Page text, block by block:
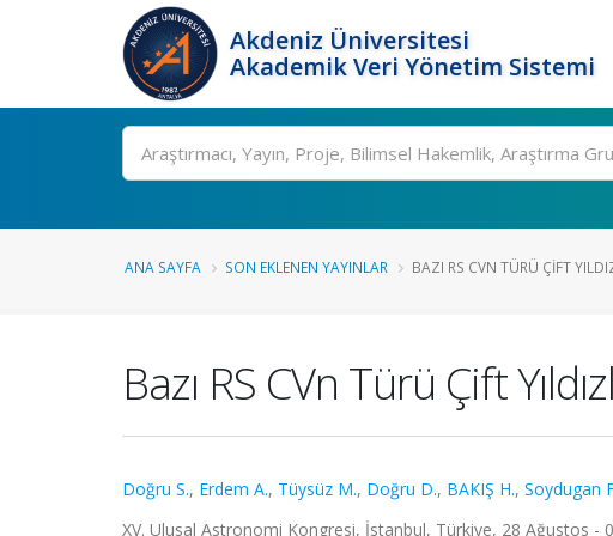
Akdeniz Üniversitesi
Akademik Veri Yönetim Sistemi
Ara
ANA SAYFA SON EKLENEN YAYINLAR BAZI RS CVN TÜRÜ ÇIFT
Bazı RS CVn Türü Çift
Doğru S., Erdem A., Tüysüz M., Doğru D., BAKIŞ H., Soydugan
XV. Ulusal Astronomi Kongresi, İstanbul, Türkiye, 28 Ağustos -